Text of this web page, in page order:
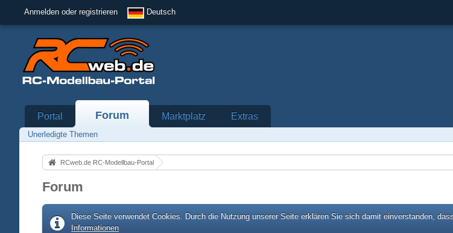
Anmelden oder registrieren Deutsch
Portal Forum Marktplatz Extras
Unerledigte Themen
RCweb.de RC-Modellbau-Portal
Forum
Diese Seite verwendet Cookies. Durch die Nutzung unserer Seite erklären Sie sich damit einverstanden,
Informationen